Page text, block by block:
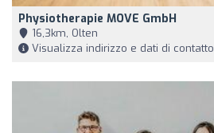
Physiotherapie MOVE GmbH
16,3km, Olten
Visualizza indirizzo e dati di contatto